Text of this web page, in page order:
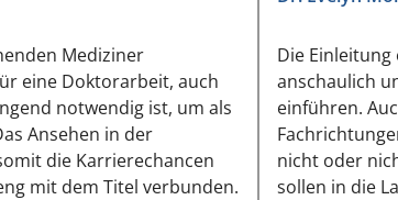
Mediziner
eine Doktorarbeit, auch
notwendig ist, um als
Ansehen in der
die Karrierechancen
mit dem Titel verbunden.
Die
anschaulich
einführen.
nicht oder
sollen in die